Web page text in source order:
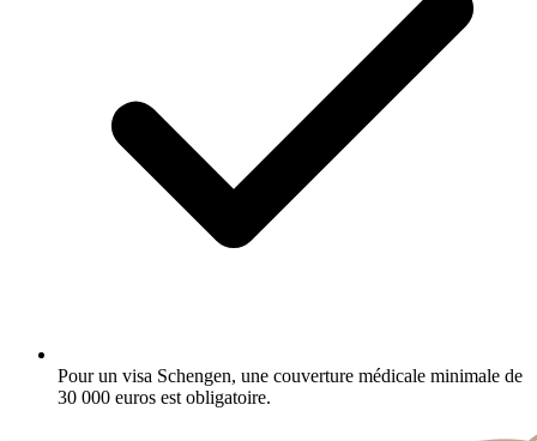
Pour un visa Schengen, une couverture médicale minimale de
30 000 euros est obligatoire.